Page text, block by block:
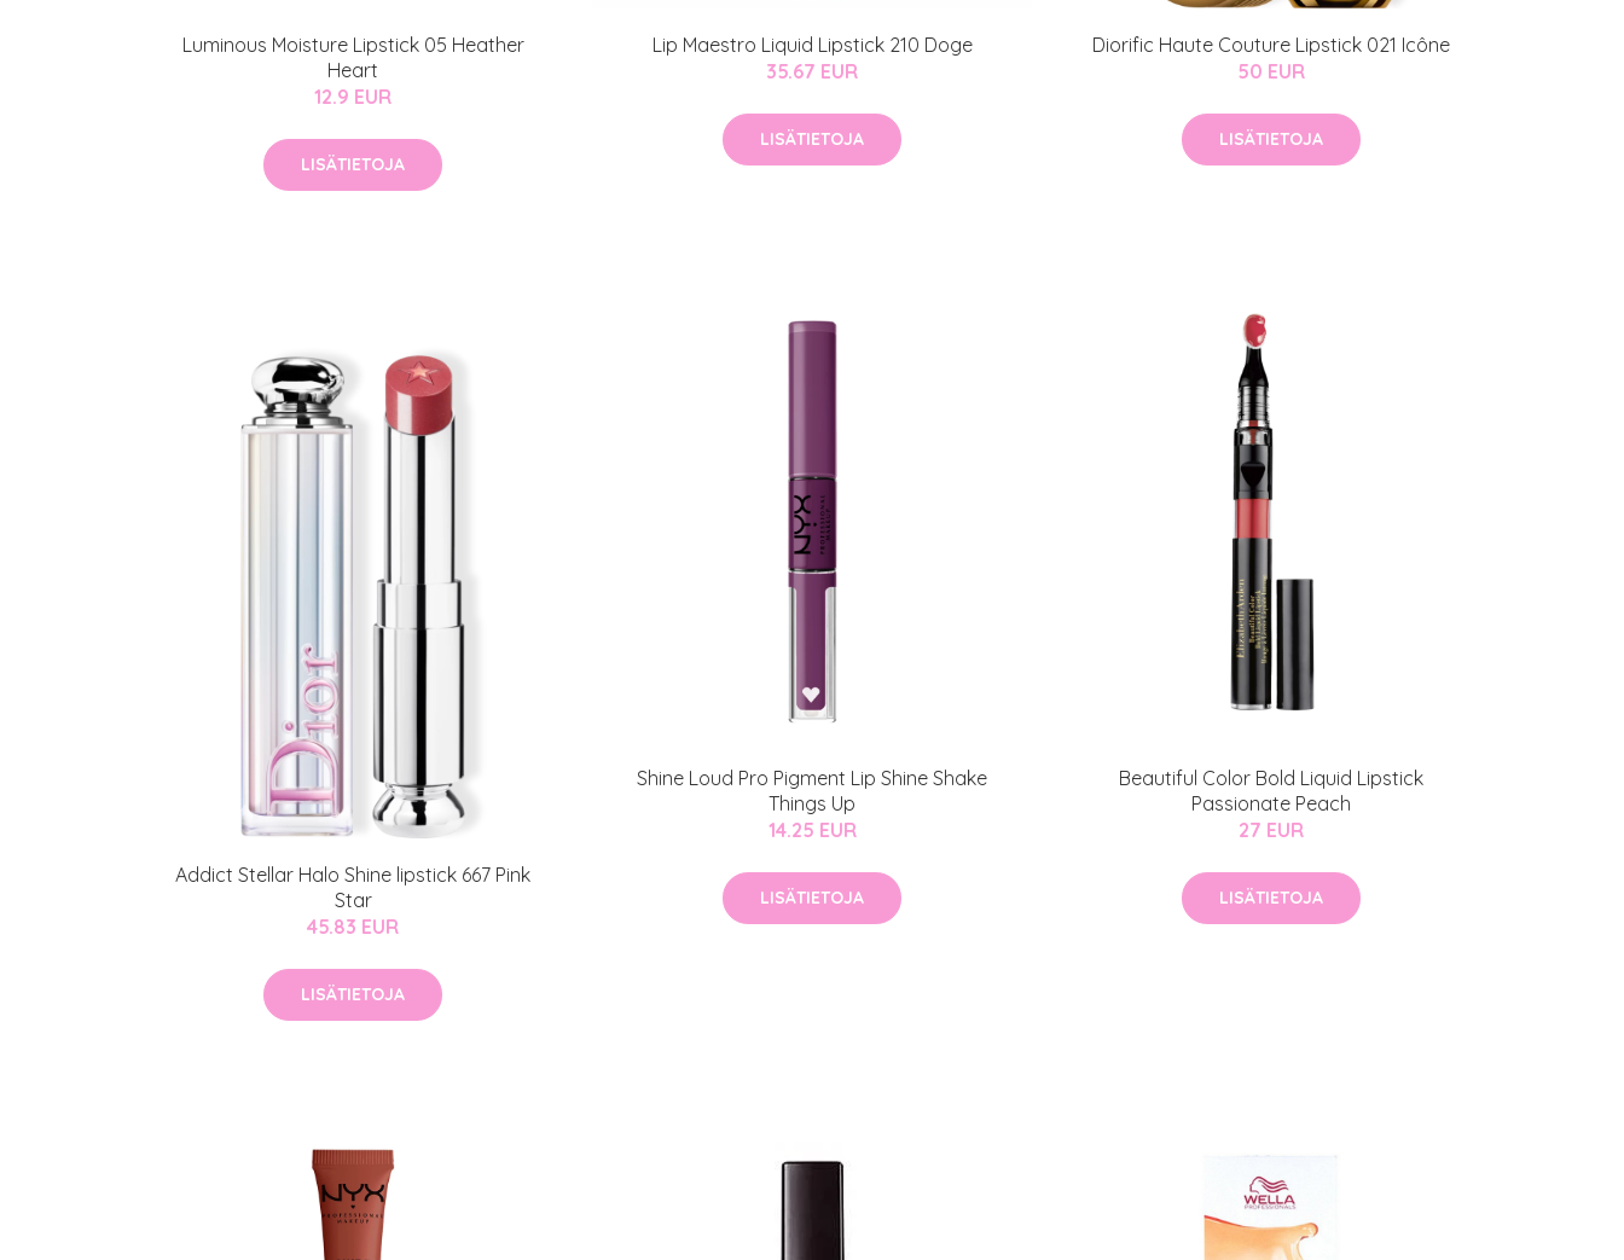
Luminous Moisture Lipstick 05 Heather
Heart
12.9 EUR
LISÄTIETOJA
Lip Maestro Liquid Lipstick 210 Doge
35.67 EUR
LISÄTIETOJA
Diorific Haute Couture Lipstick 021 Icône
50 EUR
LISÄTIETOJA
Addict Stellar Halo Shine lipstick 667 Pink
Star
45.83 EUR
LISÄTIETOJA
Shine Loud Pro Pigment Lip Shine Shake
Things Up
14.25 EUR
LISÄTIETOJA
Beautiful Color Bold Liquid Lipstick
Passionate Peach
27 EUR
LISÄTIETOJA
Erikoistarjous
IdealofMeD Kauppa
Kaikki IdealofMeDin tuotteet -20 %!
Varaa konsultaatio
ja saat nyt myös -200 €
toimenpiteestä.
KATSO TARJOUS